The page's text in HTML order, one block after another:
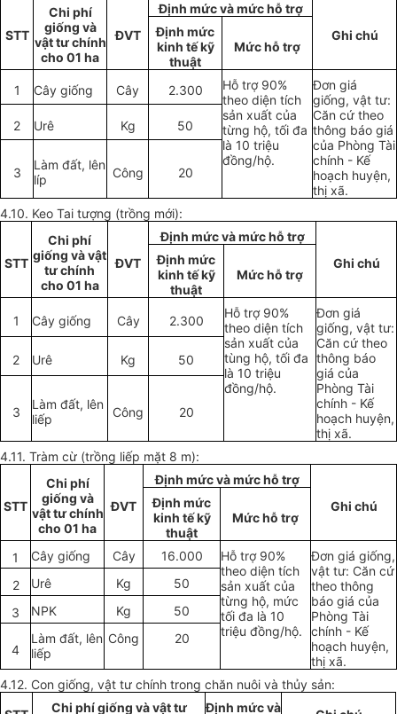
STT
Chi phí
giống và
vật tư chính
cho 01 ha
ĐVT
Định mức và mức hỗ trợ
Ghi chú
Định mức
kinh tế kỹ
thuật
Mức hỗ trợ
1 Cây giống Cây 2.300
Hỗ trợ 90%
theo diện tích
sản xuất của
từng hộ, tối đa
là 10 triệu
đồng/hộ.
Đơn giá
giống, vật tư:
Căn cứ theo
thông báo giá
của Phòng Tài
chính - Kế
hoạch huyện,
thị xã.
2 Urê Kg 50
3
Làm đất, lên
líp
Công 20
4.10. Keo Tai tượng (trồng mới):
STT
Chi phí
giống và vật
tư chính
cho 01 ha
ĐVT
Định mức và mức hỗ trợ
Ghi chú
Định mức
kinh tế kỹ
thuật
Mức hỗ trợ
1 Cây giống Cây 2.300
Hỗ trợ 90%
theo diện tích
sản xuất của
tùng hộ, tối đa
là 10 triệu
đồng/hộ.
Đơn giá
giống, vật tư:
Căn cứ theo
thông báo
giá của
Phòng Tài
chính - Kế
hoạch huyện,
thị xã.
2 Urê Kg 50
3
Làm đất, lên
liếp
Công 20
4.11. Tràm cừ (trồng liếp mặt 8 m):
STT
Chi phí
giống và
vật tư chính
cho 01 ha
ĐVT
Định mức và mức hỗ trợ
Ghi chú
Định mức
kinh tế kỹ
thuật
Mức hỗ trợ
1 Cây giống Cây 16.000
Hỗ trợ 90%
theo diện tích
sản xuất của
từng hộ, mức
tối đa là 10
triệu đồng/hộ.
Đơn giá giống,
vật tư: Căn cứ
theo thông
báo giá của
Phòng Tài
chính - Kế
hoạch huyện,
thị xã.
2 Urê Kg
50
3
NPK Kg 50
4
Làm đất, lên
liếp
Công 20
4.12. Con giống, vật tư chính trong chăn nuôi và thủy sản:
Chi phí giống và vật tư Định mức và